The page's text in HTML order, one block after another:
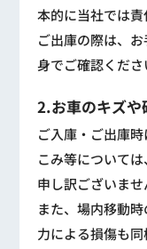
本的に当社では責
ご出庫の際は、
身でご確認くださ
2.お車のキズや
ご入庫・ご出庫
こみ等については、
申し訳ございませ
また、場内移動
力による損傷も同